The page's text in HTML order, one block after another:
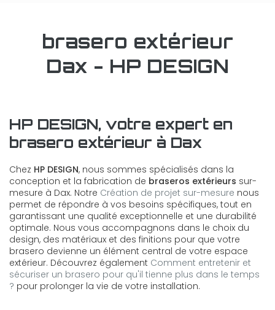
brasero extérieur
Dax - HP DESIGN
HP DESIGN, votre expert en
brasero extérieur à Dax
Chez HP DESIGN, nous sommes spécialisés dans la
conception et la fabrication de braseros extérieurs sur-
mesure à Dax. Notre Création de projet sur-mesure nous
permet de répondre à vos besoins spécifiques, tout en
garantissant une qualité exceptionnelle et une durabilité
optimale. Nous vous accompagnons dans le choix du
design, des matériaux et des finitions pour que votre
brasero devienne un élément central de votre espace
extérieur. Découvrez également Comment entretenir et
sécuriser un brasero pour qu'il tienne plus dans le temps
? pour prolonger la vie de votre installation.